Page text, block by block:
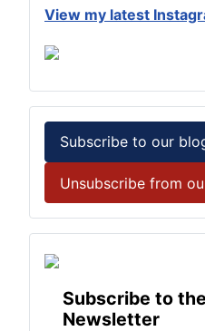
View my latest
Subscribe to our
Unsubscribe from
Subscribe to the
Newsletter